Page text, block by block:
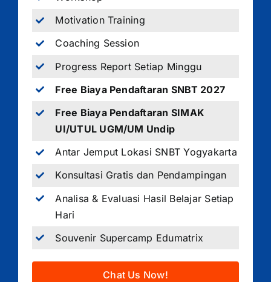
Motivation Training
Coaching Session
Progress Report Setiap Minggu
Free Biaya Pendaftaran SNBT 2027
Free Biaya Pendaftaran SIMAK
UI/UTUL UGM/UM Undip
Antar Jemput Lokasi SNBT Yogyakarta
Konsultasi Gratis dan Pendampingan
Analisa & Evaluasi Hasil Belajar Setiap
Hari
Souvenir Supercamp Edumatrix
Chat Us Now!